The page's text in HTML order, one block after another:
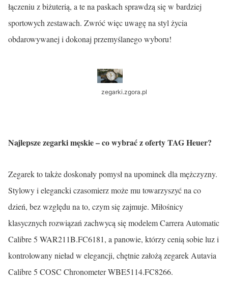
łączeniu z biżuterią, a te na paskach sprawdzą się w bardziej
sportowych zestawach. Zwróć więc uwagę na styl życia
obdarowywanej i dokonaj przemyślanego wyboru!
zegarki.zgora.pl
Najlepsze zegarki męskie – co wybrać z oferty TAG Heuer?
Zegarek to także doskonały pomysł na upominek dla mężczyzny.
Stylowy i elegancki czasomierz może mu towarzyszyć na co
dzień, bez względu na to, czym się zajmuje. Miłośnicy
klasycznych rozwiązań zachwycą się modelem Carrera Automatic
Calibre 5 WAR211B.FC6181, a panowie, którzy cenią sobie luz i
kontrolowany nieład w elegancji, chętnie założą zegarek Autavia
Calibre 5 COSC Chronometer WBE5114.FC8266.